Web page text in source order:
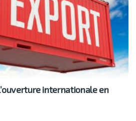
internationale en